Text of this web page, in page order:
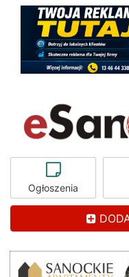
Ogłoszenia